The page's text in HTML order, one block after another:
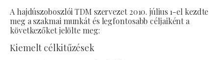
A hajdúszoboszlói TDM szervezet 2010. július 1-el kezdte
meg a szakmai munkát és legfontosabb céljaiként a
következőket jelölte meg:
Kiemelt célkitűzések